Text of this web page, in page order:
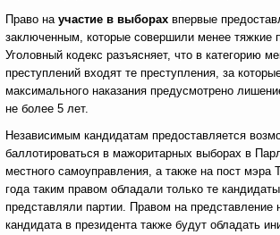
Право на участие в выборах впервые
заключенным, которые совершили менее тяжкие
Уголовный кодекс разъясняет, что в категорию
преступлений входят те преступления, за
максимального наказания предусмотрено
не более 5 лет.
Независимым кандидатам предоставляется
баллотироваться в мажоритарных выборах в
местного самоуправления, а также на пост мэра
года таким правом обладали только те
представляли партии. Правом на представление
кандидата в президента также будут обладать